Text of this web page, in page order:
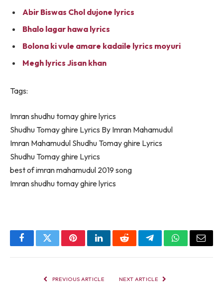
Abir Biswas Chol dujone lyrics
Bhalo lagar hawa lyrics
Bolona ki vule amare kadaile lyrics moyuri
Megh lyrics Jisan khan
Tags:
Imran shudhu tomay ghire lyrics
Shudhu Tomay ghire Lyrics By Imran Mahamudul
Imran Mahamudul Shudhu Tomay ghire Lyrics
Shudhu Tomay ghire Lyrics
best of imran mahamudul 2019 song
Imran shudhu tomay ghire lyrics
FacebookTwitterPinterestLinkedInRedditTelegramWhatsApp
Email
PREVIOUS ARTICLE NEXT ARTICLE